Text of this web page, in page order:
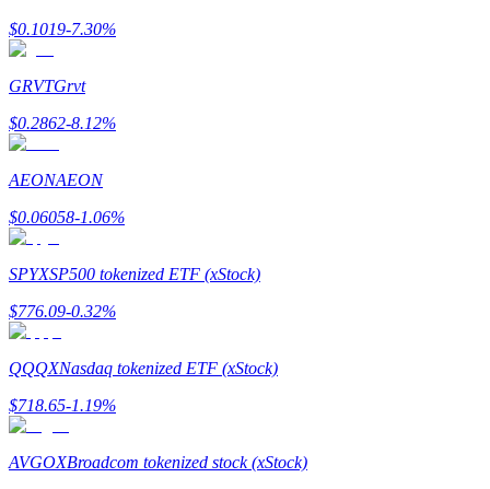
Ganhar
Porquinho poderoso
Ganhe recompensas competitivas diariamente
$0.1019-7.30%
GRVTGrvt
$0.2862-8.12%
AEONAEON
$0.06058-1.06%
SPYXSP500 tokenized ETF (xStock)
$776.09-0.32%
QQQXNasdaq tokenized ETF (xStock)
$718.65-1.19%
AVGOXBroadcom tokenized stock (xStock)